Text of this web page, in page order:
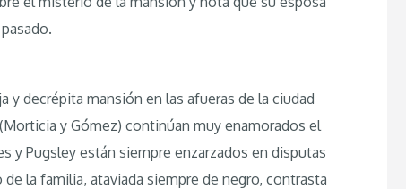
y decrépita mansión en las afueras de la ciudad
y Gómez) continúan muy enamorados el
y Pugsley están siempre enzarzados en disputas
la familia, ataviada siempre de negro, contrasta